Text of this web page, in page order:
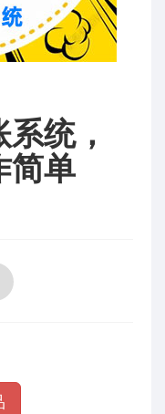
统，
简单